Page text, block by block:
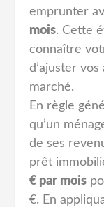
emprunter
mois. Cette
connaître
d’ajuster
marché.
En règle
qu’un
de ses
prêt
€ par mois
€. En